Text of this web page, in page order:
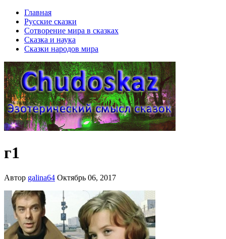
Главная
Русские сказки
Сотворение мира в сказках
Сказка и наука
Сказки народов мира
г1
Автор galina64 Октябрь 06, 2017